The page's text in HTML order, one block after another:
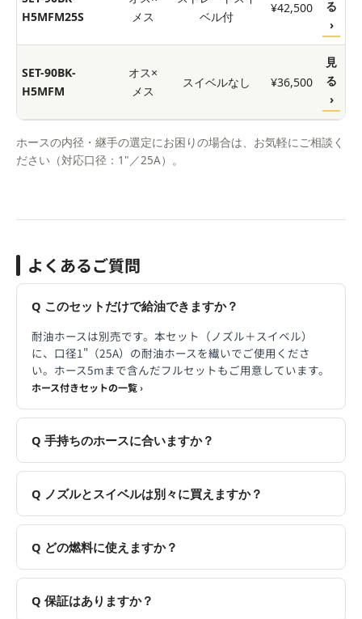
H5MFM25S
メス
ベル付
¥42,500
る
›
SET-90BK-
H5MFM
オス×
メス
スイベルなし ¥36,500
見
る
›
ホースの内径・継手の選定にお困りの場合は、お気軽にご相談く
ださい（対応口径：1"／25A）。
よくあるご質問
このセットだけで給油できますか？
耐油ホースは別売です。本セット（ノズル＋スイベル）
に、口径1"（25A）の耐油ホースを繊いでご使用くださ
い。ホース5mまで含んだフルセットもご用意しています。
ホース付きセットの一覧 ›
手持ちのホースに合いますか？
ノズルとスイベルは別々に買えますか？
どの燃料に使えますか？
保証はありますか？